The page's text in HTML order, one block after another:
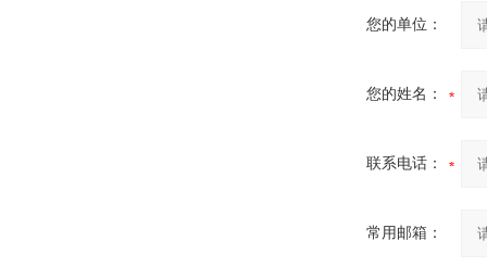
您的单位：
您的姓名：
联系电话：
常用邮箱：